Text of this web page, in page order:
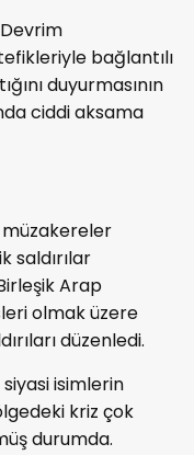
bağlantılı
duyurmasının
ciddi aksama
müzakereler
saldırılar
Arap
olmak üzere
düzenledi.
isimlerin
kriz çok
durumda.